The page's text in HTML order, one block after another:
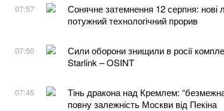
07:57
Сонячне затемнення 12 серпня: нові
потужний технологічний прорив
07:50
Сили оборони знищили в росії
Starlink – OSINT
07:45
Тінь дракона над Кремлем:
повну залежність Москви від Пекіна